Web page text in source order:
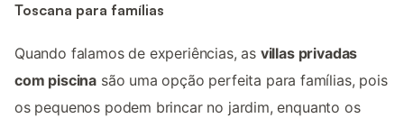
Toscana para famílias
Quando falamos de experiências, as villas privadas
com piscina são uma opção perfeita para famílias, pois
os pequenos podem brincar no jardim, enquanto os